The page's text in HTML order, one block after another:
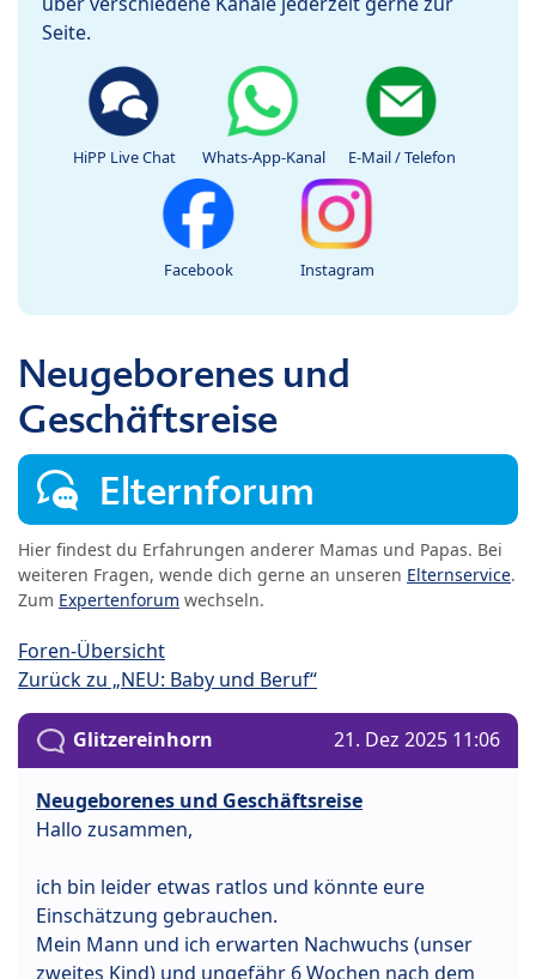
Seite.
HiPP Live Chat Whats-App-Kanal E-Mail / Telefon
Facebook Instagram
Neugeborenes und
Geschäftsreise
Elternforum
Hier findest du Erfahrungen anderer Mamas und Papas. Bei
weiteren Fragen, wende dich gerne an unseren Elternservice.
Zum Expertenforum wechseln.
Foren-Übersicht
Zurück zu „NEU: Baby und Beruf“
Glitzereinhorn 21. Dez 2025 11:06
Neugeborenes und Geschäftsreise
Hallo zusammen,
ich bin leider etwas ratlos und könnte eure
Einschätzung gebrauchen.
Mein Mann und ich erwarten Nachwuchs (unser
zweites Kind) und ungefähr 6 Wochen nach dem